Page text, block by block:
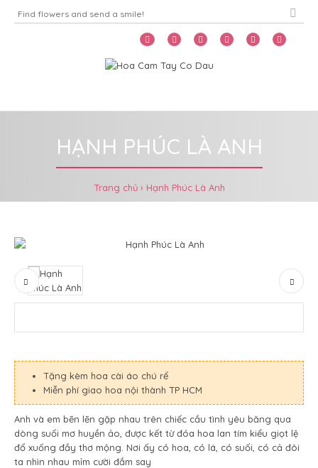
HẠNH PHÚC LÀ ANH
Trang chủ Hạnh Phúc Là Anh
Tặng kèm hoa cài áo chú rể
Miễn phí giao hoa nội thành TP HCM
Anh và em bẽn lẽn gặp nhau trên chiếc cầu tình yêu băng qua
dòng suối mơ huyền ảo, được kết từ đóa hoa lan tím kiểu giọt lệ
đổ xuống đầy thơ mộng. Nơi ấy có hoa, có lá, có suối, có cả đôi
ta nhìn nhau mỉm cười đắm say